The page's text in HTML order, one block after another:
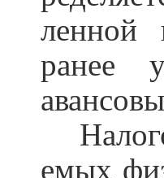
ленной
ранее
емых